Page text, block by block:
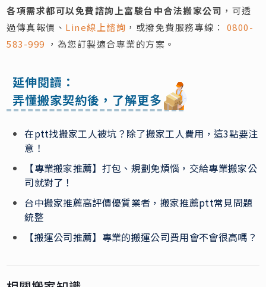
各項需求都可以免費諮詢上富駿台中合法搬家公司 ，可透
過傳真報價、 Line線上諮詢 ，或撥免費服務專線：
0800-
583-999 ，為您訂製適合專業的方案。
延伸閱讀：
弄懂搬家契約後，了解更多
在ptt找搬家工人被坑？除了搬家工人費用，這3點要注
意！
【專業搬家推薦】打包、規劃免煩惱，交給專業搬家公
司就對了！
台中搬家推薦高評價優質業者，搬家推薦ptt常見問題
統整
【搬運公司推薦】專業的搬運公司費用會不會很高嗎？